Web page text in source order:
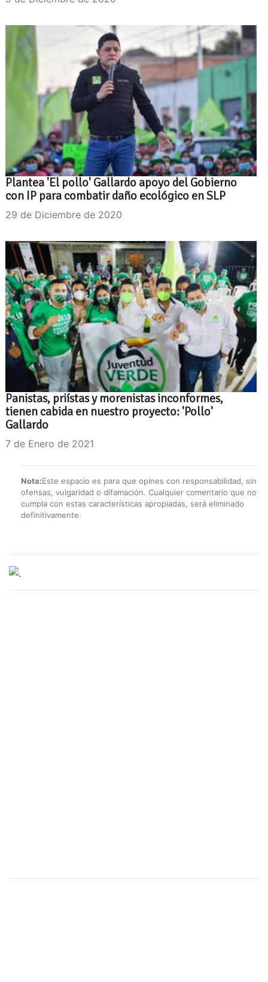
Plantea 'El pollo' Gallardo apoyo del Gobierno
con IP para combatir daño ecológico en SLP
29 de Diciembre de 2020
Panistas, priístas y morenistas inconformes,
tienen cabida en nuestro proyecto: 'Pollo'
Gallardo
7 de Enero de 2021
Nota:Este espacio es para que opines con responsabilidad, sin
ofensas, vulgaridad o difamación. Cualquier comentario que no
cumpla con estas características apropiadas, será eliminado
definitivamente.